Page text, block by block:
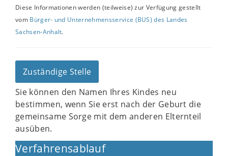
Diese Informationen werden (teilweise) zur Verfügung gestellt
vom Bürger- und Unternehmensservice (BUS) des Landes
Sachsen-Anhalt.
Zuständige Stelle
Sie können den Namen Ihres Kindes neu
bestimmen, wenn Sie erst nach der Geburt die
gemeinsame Sorge mit dem anderen Elternteil
ausüben.
Verfahrensablauf